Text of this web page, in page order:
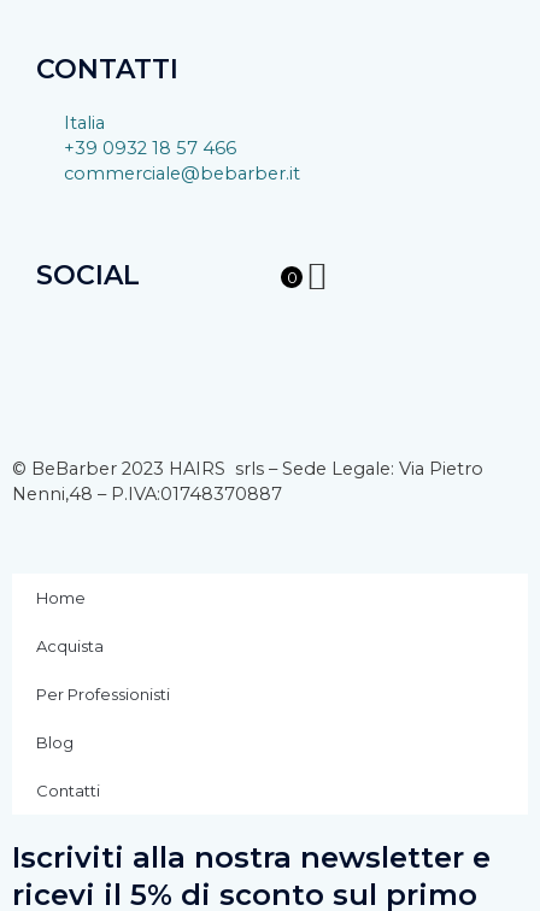
CONTATTI
Italia
+39 0932 18 57 466
commerciale@bebarber.it
SOCIAL
c
e
b
o
o
k
-
f
s
t
r
m
u
t
0
© BeBarber 2023 HAIRS srls – Sede Legale: Via Pietro
Nenni,48 – P.IVA:01748370887
Home
Acquista
Per Professionisti
Blog
Contatti
Iscriviti alla nostra newsletter e
ricevi il 5% di sconto sul primo